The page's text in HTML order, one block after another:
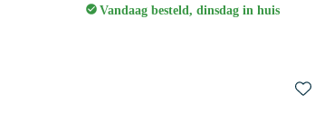
Vandaag besteld, dinsdag in huis